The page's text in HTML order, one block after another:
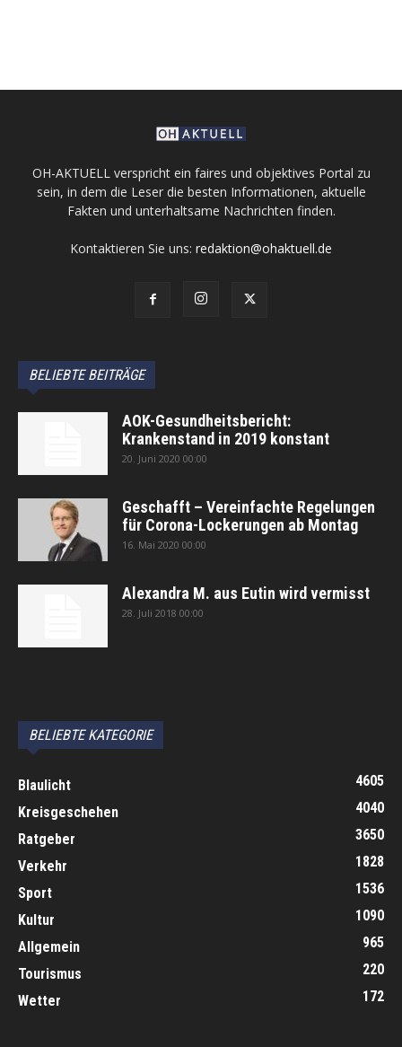
OH-AKTUELL verspricht ein faires und objektives Portal zu
sein, in dem die Leser die besten Informationen, aktuelle
Fakten und unterhaltsame Nachrichten finden.
Kontaktieren Sie uns: redaktion@ohaktuell.de
BELIEBTE BEITRÄGE
AOK-Gesundheitsbericht:
Krankenstand in 2019 konstant
20. Juni 2020 00:00
Geschafft – Vereinfachte Regelungen
für Corona-Lockerungen ab Montag
16. Mai 2020 00:00
Alexandra M. aus Eutin wird vermisst
28. Juli 2018 00:00
BELIEBTE KATEGORIE
Blaulicht
4605
Kreisgeschehen
4040
Ratgeber
3650
Verkehr
1828
Sport
1536
Kultur
1090
Allgemein
965
Tourismus
220
Wetter
172